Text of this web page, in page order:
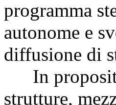
programma
autonome e
diffusione di
In
strutture,